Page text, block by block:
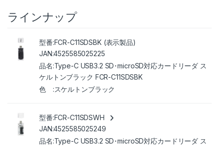
ラインナップ
FCR-C11SDSBK (表示製品)
4525585025225
Type-C USB3.2 SD･microSD対応カードリーダ ス
ケルトンブラック FCR-C11SDSBK
スケルトンブラック
FCR-C11SDSWH
4525585025249
Type-C USB3.2 SD･microSD対応カードリーダ ス